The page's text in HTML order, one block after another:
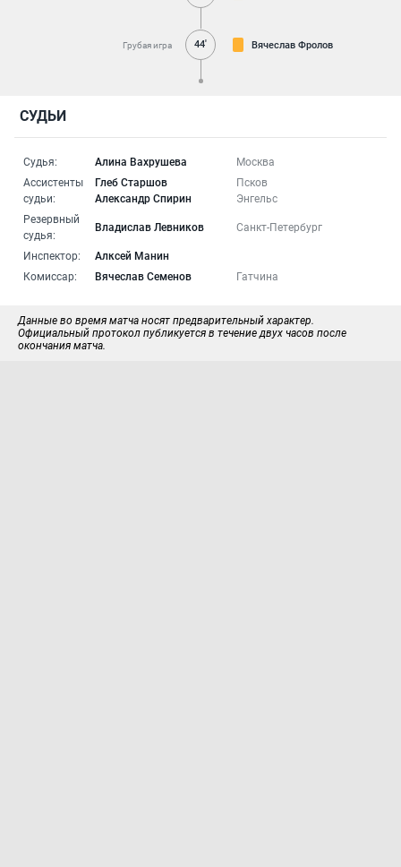
Грубая игра 44' Вячеслав Фролов
СУДЬИ
Судья: Алина Вахрушева
Москва
Ассистенты
судьи:
Глеб Старшов
Псков
Александр Спирин
Энгельс
Резервный
судья:
Владислав Левников Санкт-Петербург
Инспектор:
Алксей Манин
Комиссар:
Вячеслав Семенов Гатчина
Данные во время матча носят предварительный характер.
Официальный протокол публикуется в течение двух часов после
окончания матча.